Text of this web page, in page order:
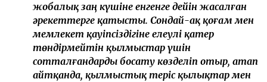
жобалық заң күшіне енгенге дейін жасалған
әрекеттерге қатысты. Сондай-ақ қоғам мен
мемлекет қауіпсіздігіне елеулі қатер
төндірмейтін қылмыстар үшін
сотталғандарды босату көзделіп отыр, атап
айтқанда, қылмыстық теріс қылықтар мен